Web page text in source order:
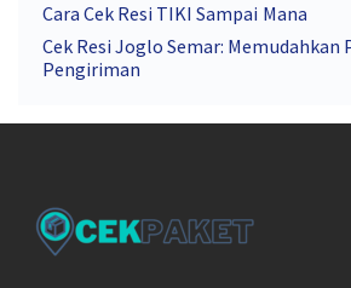
Cara Cek Resi TIKI Sampai Mana
Cek Resi Joglo Semar: Memudahkan
Pengiriman